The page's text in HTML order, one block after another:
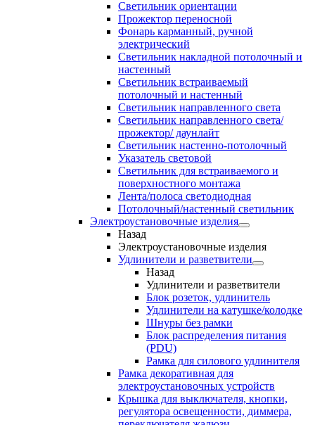
Светильник ориентации
Прожектор переносной
Фонарь карманный, ручной
электрический
Светильник накладной потолочный и
настенный
Светильник встраиваемый
потолочный и настенный
Светильник направленного света
Светильник направленного света/
прожектор/ даунлайт
Светильник настенно-потолочный
Указатель световой
Светильник для встраиваемого и
поверхностного монтажа
Лента/полоса светодиодная
Потолочный/настенный светильник
Электроустановочные изделия
Назад
Электроустановочные изделия
Удлинители и разветвители
Назад
Удлинители и разветвители
Блок розеток, удлинитель
Удлинители на катушке/колодке
Шнуры без рамки
Блок распределения питания
(PDU)
Рамка для силового удлинителя
Рамка декоративная для
электроустановочных устройств
Крышка для выключателя, кнопки,
регулятора освещенности, диммера,